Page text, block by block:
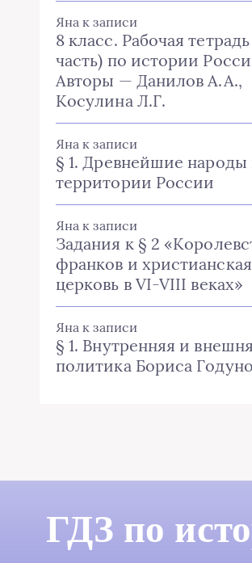
Яна к записи
8 класс. Рабочая тетрадь
часть) по истории
Авторы — Данилов А.А.,
Косулина Л.Г.
Яна к записи
§ 1. Древнейшие народы
территории России
Яна к записи
Задания к § 2
франков и христианская
церковь в VI-VIII веках»
Яна к записи
§ 1. Внутренняя и
политика Бориса
ГДЗ по